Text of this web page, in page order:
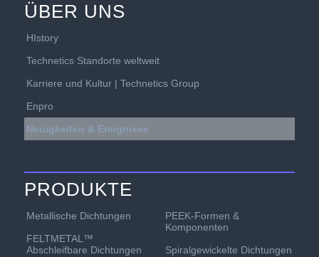
ÜBER UNS
HIstory
Technetics Standorte weltweit
Karriere und Kultur | Technetics Group
Enpro
Neuigkeiten & Ereignisse
PRODUKTE
Metallische Dichtungen
FELTMETAL™
Abschleifbare Dichtungen
PEEK-Formen &
Komponenten
Spiralgewickelte Dichtungen